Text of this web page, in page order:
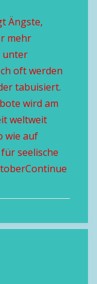
Ängste,
mehr
unter
oft werden
tabuisiert.
wird am
weltweit
wie auf
seelische